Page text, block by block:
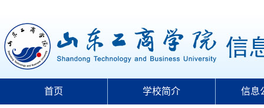
首页 学校简介 信息